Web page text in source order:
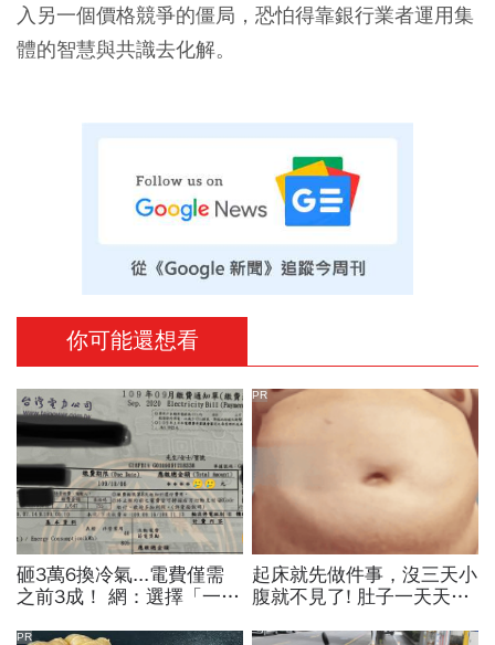
入另一個價格競爭的僵局，恐怕得靠銀行業者運用集
體的智慧與共識去化解。
你可能還想看
砸3萬6換冷氣...電費僅需
之前3成！ 網：選擇「一
起床就先做件事，沒三天小
腹就不見了! 肚子一天天變
PR
PR